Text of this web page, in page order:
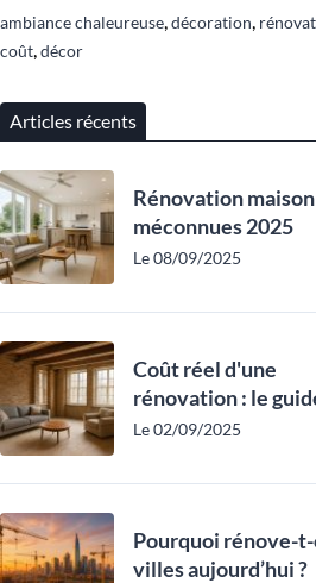
ambiance chaleureuse,décoration,
coût,décor
Articles récents
Rénovation
méconnues 2025
Le 08/09/2025
Coût réel d'une
rénovation : le
Le 02/09/2025
Pourquoi rénove-t-
villes aujourd’hui ?